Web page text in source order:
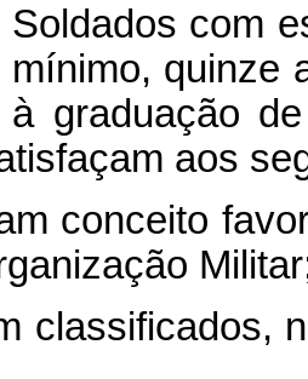
Soldados com
mínimo, quinze
graduação
aos
conceito
classificados,